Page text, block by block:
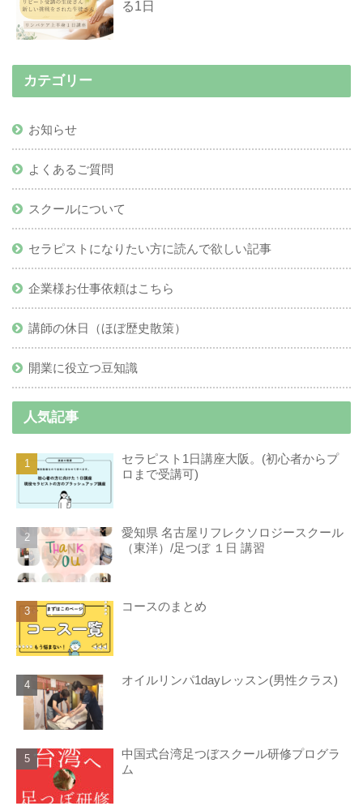
る1日
カテゴリー
お知らせ
よくあるご質問
スクールについて
セラピストになりたい方に読んで欲しい記事
企業様お仕事依頼はこちら
講師の休日（ほぼ歴史散策）
開業に役立つ豆知識
人気記事
セラピスト1日講座大阪。(初心者からプ
ロまで受講可)
愛知県 名古屋リフレクソロジースクール
（東洋）/足つぼ １日 講習
コースのまとめ
オイルリンパ1dayレッスン(男性クラス)
中国式台湾足つぼスクール研修プログラ
ム